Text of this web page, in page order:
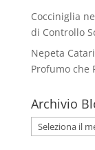
Cocciniglia
di Controllo
Nepeta
Profumo che
Archivio
Archivio
Blog